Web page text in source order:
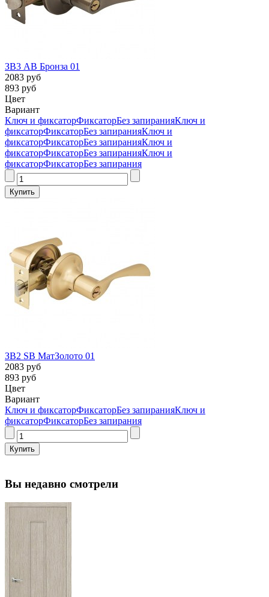
ЗВ3 AB Бронза 01
2083 руб
893 руб
Цвет
Вариант
Ключ и фиксаторФиксаторБез запиранияКлюч и
фиксаторФиксаторБез запиранияКлюч и
фиксаторФиксаторБез запиранияКлюч и
фиксаторФиксаторБез запиранияКлюч и
фиксаторФиксаторБез запирания
ЗВ2 SB МатЗолото 01
2083 руб
893 руб
Цвет
Вариант
Ключ и фиксаторФиксаторБез запиранияКлюч и
фиксаторФиксаторБез запирания
Вы недавно смотрели